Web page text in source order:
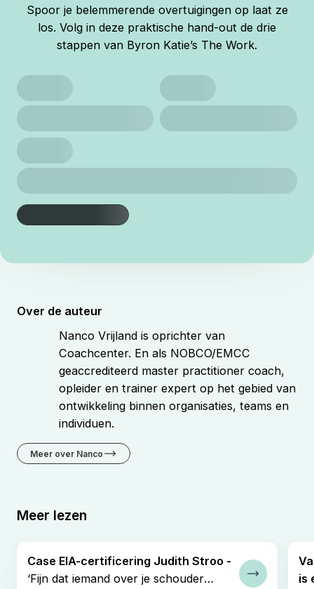
Over de auteur
Nanco Vrijland is oprichter van
Coachcenter. En als NOBCO/EMCC
geaccrediteerd master practitioner coach,
opleider en trainer expert op het gebied van
ontwikkeling binnen organisaties, teams en
individuen.
Meer over Nanco
Spoor je belemmerende overtuigingen op laat ze
los. Volg in deze praktische hand-out de drie
stappen van Byron Katie’s The Work.
Meer lezen
Case EIA-certificering Judith Stroo -
‘Fijn dat iemand over je schouder
Lees verderis